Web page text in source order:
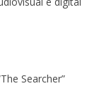
Searcher”